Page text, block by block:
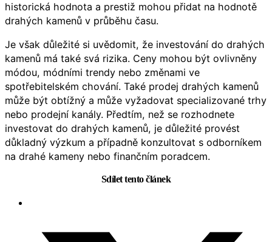
historická hodnota a prestiž mohou přidat na hodnotě
drahých kamenů v průběhu času.
Je však důležité si uvědomit, že investování do drahých
kamenů má také svá rizika. Ceny mohou být ovlivněny
módou, módními trendy nebo změnami ve
spotřebitelském chování. Také prodej drahých kamenů
může být obtížný a může vyžadovat specializované trhy
nebo prodejní kanály. Předtím, než se rozhodnete
investovat do drahých kamenů, je důležité provést
důkladný výzkum a případně konzultovat s odborníkem
na drahé kameny nebo finančním poradcem.
Sdílet tento článek